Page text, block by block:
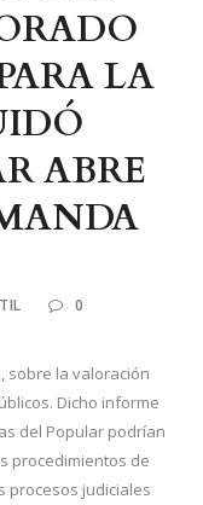
LA
ABRE
0
sobre la valoración
Dicho informe
del Popular podrían
procedimientos de
procesos judiciales